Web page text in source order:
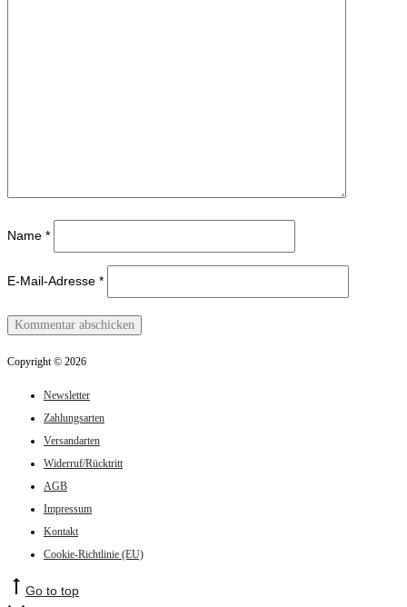
Name *
E-Mail-Adresse *
Copyright © 2026
Newsletter
Zahlungsarten
Versandarten
Widerruf/Rücktritt
AGB
Impressum
Kontakt
Cookie-Richtlinie (EU)
Go to top